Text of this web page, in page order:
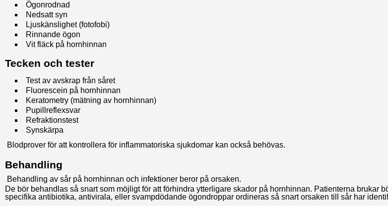
Ögonrodnad
Nedsatt syn
Ljuskänslighet (fotofobi)
Rinnande ögon
Vit fläck på hornhinnan
Tecken och tester
Test av avskrap från såret
Fluorescein på hornhinnan
Keratometry (mätning av hornhinnan)
Pupillreflexsvar
Refraktionstest
Synskärpa
Blodprover för att kontrollera för inflammatoriska sjukdomar kan också behövas.
Behandling
Behandling av sår på hornhinnan och infektioner beror på orsaken.
De bör behandlas så snart som möjligt för att förhindra ytterligare skador på hornhinnan. Patienterna brukar
specifika antibiotika, antivirala, eller svampdödande ögondroppar ordineras så snart orsaken till sår har